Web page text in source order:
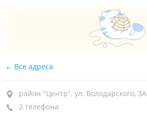
Все адреса
район "Центр", ул. Володарского, 3А
2 телефона